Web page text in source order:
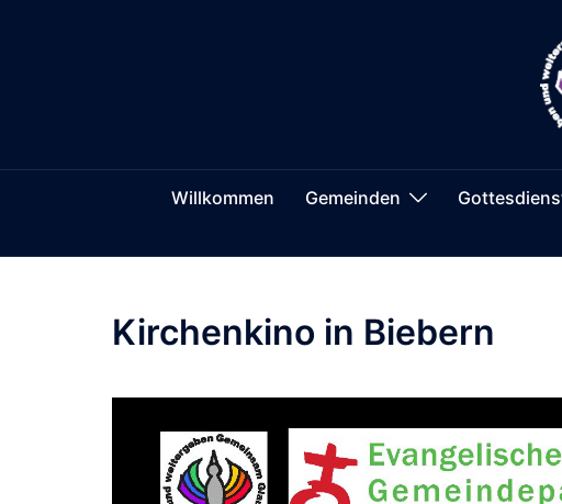
Willkommen Gemeinden
Kirchenkino in Biebern